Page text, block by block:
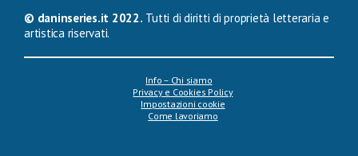
© daninseries.it 2022. Tutti di diritti di proprietà letteraria e
artistica riservati.
Info – Chi siamo
Privacy e Cookies Policy
Impostazioni cookie
Come lavoriamo